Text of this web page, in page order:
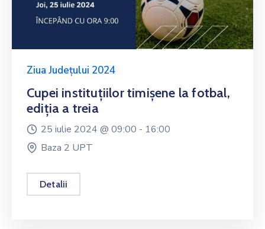
Ziua Județului 2024
Cupei instituțiilor timișene la fotbal,
ediția a treia
25 iulie 2024 @ 09:00 - 16:00
Baza 2 UPT
Detalii